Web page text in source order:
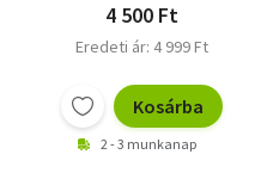
4 500 Ft
Eredeti ár: 4 999 Ft
Kosárba
2 - 3 munkanap